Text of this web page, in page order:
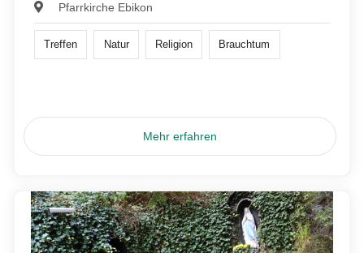
Pfarrkirche Ebikon
Treffen Natur Religion Brauchtum
Mehr erfahren